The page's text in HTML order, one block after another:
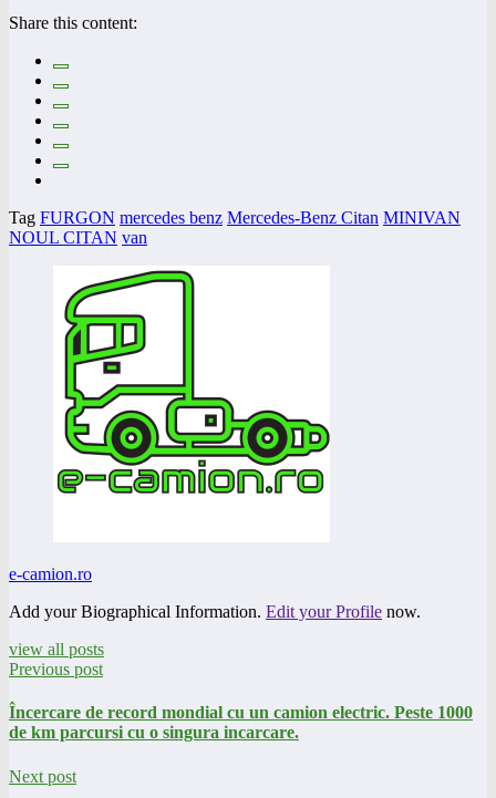
Share this content:
Tag FURGON mercedes benz Mercedes-Benz Citan MINIVAN
NOUL CITAN van
e-camion.ro
Add your Biographical Information. Edit your Profile now.
view all posts
Previous post
Încercare de record mondial cu un camion electric. Peste 1000
de km parcursi cu o singura incarcare.
Next post